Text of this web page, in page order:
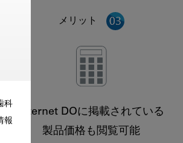
科
報
メリット
Internet DOに掲載されている
製品価格も閲覧可能